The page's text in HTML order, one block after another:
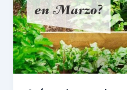
en
marzo
en
nuestra
huerta,